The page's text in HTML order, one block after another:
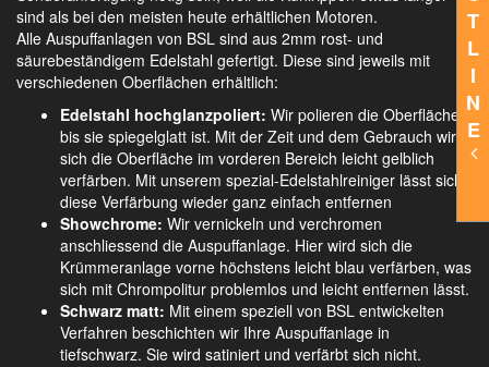
T
L
I
N
E
sind als bei den meisten heute erhältlichen Motoren.
Alle Auspuffanlagen von BSL sind aus 2mm rost- und
säurebeständigem Edelstahl gefertigt. Diese sind jeweils mit
verschiedenen Oberflächen erhältlich:
Edelstahl hochglanzpoliert: Wir polieren die Oberfläche,
bis sie spiegelglatt ist. Mit der Zeit und dem Gebrauch wird
sich die Oberfläche im vorderen Bereich leicht gelblich
verfärben. Mit unserem spezial-Edelstahlreiniger lässt sich
diese Verfärbung wieder ganz einfach entfernen
Showchrome: Wir vernickeln und verchromen
anschliessend die Auspuffanlage. Hier wird sich die
Krümmeranlage vorne höchstens leicht blau verfärben, was
sich mit Chrompolitur problemlos und leicht entfernen lässt.
Schwarz matt: Mit einem speziell von BSL entwickelten
Verfahren beschichten wir Ihre Auspuffanlage in
tiefschwarz. Sie wird satiniert und verfärbt sich nicht.